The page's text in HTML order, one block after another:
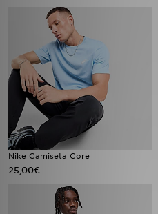
Nike Camiseta Core
25,00€